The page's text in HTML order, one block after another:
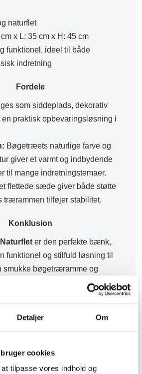
Detaljer Om
cookies
tilpasse vores indhold og
naturflet
cm x L: 35 cm x H: 45 cm
funktionel, ideel til både
indretning
Fordele
som siddeplads, dekorativ
praktisk opbevaringsløsning i
Bøgetræets naturlige farve og
giver et varmt og indbydende
til mange indretningstemaer.
flettede sæde giver både støtte
trærammen tilføjer stabilitet.
Konklusion
er den perfekte bænk,
funktionel og stilfuld løsning til
smukke bøgetræramme og
tilfører denne bænk både
til ethvert rum og skaber en